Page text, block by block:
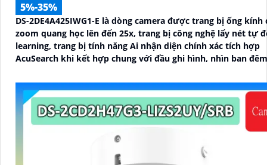
5%-35%
DS-2DE4A425IWG1-E là dòng camera được trang bị ống kính
zoom quang học lên đến 25x, trang bị công nghệ lấy nét tự
learning, trang bị tính năng Ai nhận diện chính xác tích hợp
AcuSearch khi kết hợp chung với đầu ghi hình, nhìn ban